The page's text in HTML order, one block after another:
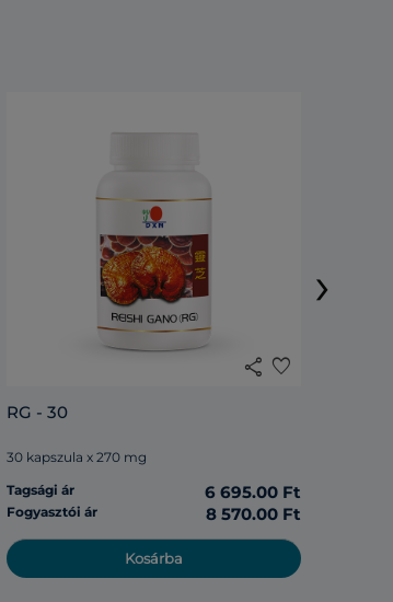
share favorite
RG - 30
30 kapszula x 270 mg
Tagsági ár
6 695.00 Ft
Fogyasztói ár 8 570.00 Ft
Kosárba
›